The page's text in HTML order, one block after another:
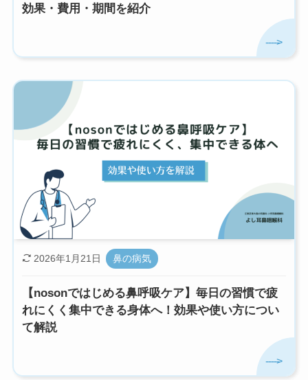
効果・費用・期間を紹介
【nosonではじめる鼻呼吸ケア】毎日の習慣で疲
れにくく集中できる身体へ！効果や使い方につい
て解説
2026年1月21日 鼻の病気